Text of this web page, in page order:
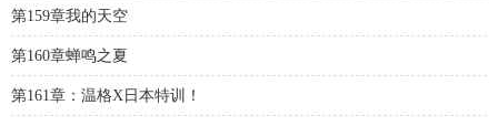
第159章我的天空
第160章蝉鸣之夏
第161章：温格X日本特训！